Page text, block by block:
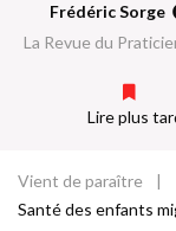
Frédéric Sorge
La Revue du
Lire plus
Fil
Vient de paraître
Santé des enfants